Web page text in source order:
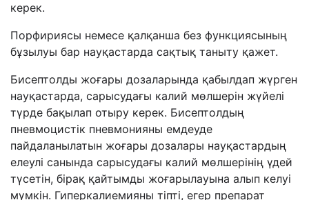
керек.
Порфириясы немесе қалқанша без функциясының
бұзылуы бар науқастарда сақтық таныту қажет.
Бисептолды жоғары дозаларында қабылдап жүрген
науқастарда, сарысудағы калий мөлшерін жүйелі
түрде бақылап отыру керек. Бисептолдың
пневмоцистік пневмонияны емдеуде
пайдаланылатын жоғары дозалары науқастардың
елеулі санында сарысудағы калий мөлшерінің үдей
түсетін, бірақ қайтымды жоғарылауына алып келуі
мүмкін. Гиперкалиемияны тіпті, егер препарат